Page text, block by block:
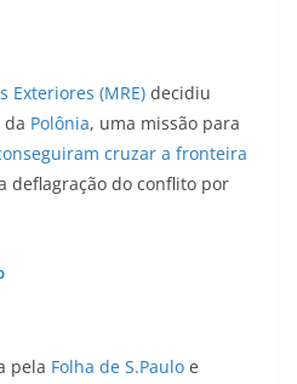
Exteriores (MRE) decidiu
da Polônia, uma missão para
cruzar a fronteira
deflagração do conflito por
pela Folha de S.Paulo e